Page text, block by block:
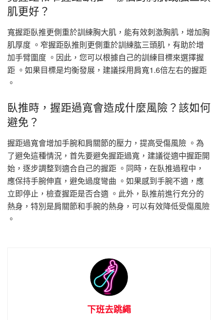
肌更好？
寬握距臥推更側重於訓練胸大肌，能有效刺激胸肌，增加胸
肌厚度 。窄握距臥推則更側重於訓練肱三頭肌，有助於增
加手臂圍度 。因此，您可以根據自己的訓練目標來選擇握
距 。如果目標是均衡發展，建議採用肩寬1.6倍左右的握距
。
臥推時，握距過寬會造成什麼風險？該如何
避免？
握距過寬會增加手腕和肩關節的壓力，提高受傷風險 。為
了避免這種情況，首先要避免握距過寬，建議從適中握距開
始，逐步調整到適合自己的握距 。同時，在臥推過程中，
應保持手腕伸直，避免過度彎曲 。如果感到手腕不適，應
立即停止，檢查握距是否合適 。此外，臥推前進行充分的
熱身，特別是肩關節和手腕的熱身，可以有效降低受傷風險
。
下班去跳繩